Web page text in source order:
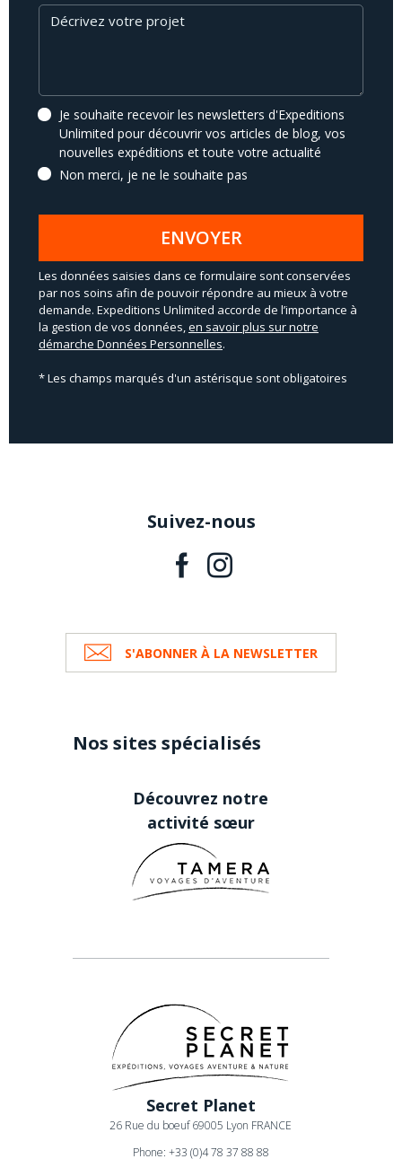
Message
Je souhaite recevoir les newsletters d'Expeditions
Unlimited pour découvrir vos articles de blog, vos
nouvelles expéditions et toute votre actualité
Non merci, je ne le souhaite pas
ENVOYER
Les données saisies dans ce formulaire sont conservées
par nos soins afin de pouvoir répondre au mieux à votre
demande. Expeditions Unlimited accorde de l’importance à
la gestion de vos données,en savoir plus sur notre
démarche Données Personnelles.
* Les champs marqués d'un astérisque sont obligatoires
Suivez-nous
S'ABONNER À LA NEWSLETTER
Nos sites spécialisés
Découvrez notre
activité sœur
Secret Planet
26 Rue du boeuf 69005 Lyon FRANCE
Phone: +33 (0)4 78 37 88 88